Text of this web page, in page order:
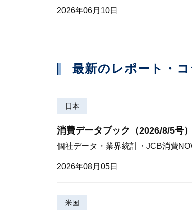
2026年06月10日
最新のレポート・コ
日本
消費データブック（2026/8/5号）
個社データ・業界統計・JCB消費
2026年08月05日
米国